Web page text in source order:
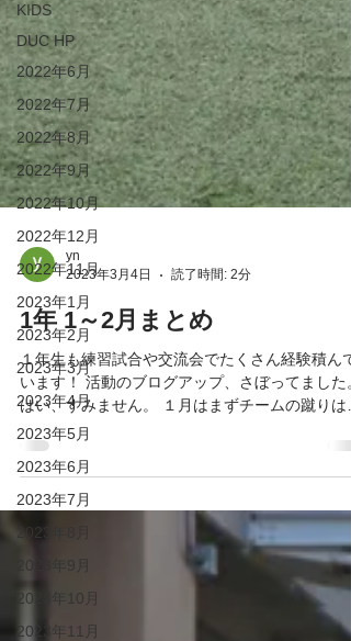
KIDS
DUC HP
2022年6月
2022年7月
2022年8月
2022年9月
2022年10月
2022年12月
2022年11月
2023年1月
2023年2月
2023年3月
2023年4月
2023年5月
2023年6月
2023年7月
2023年8月
2023年9月
2023年10月
2023年11月
yn
2023年3月4日
読了時間: 2分
1年 1～2月まとめ
１年生も練習試合や交流会でたくさん経験積んで
います！ 活動のブログアップ、さぼってました
はい、すみません。 １月はまずチームの蹴りは
ニチカップ(全36チーム)に参加。予選では１試合
に大勝したのち、優勝チームに接戦の末、負け